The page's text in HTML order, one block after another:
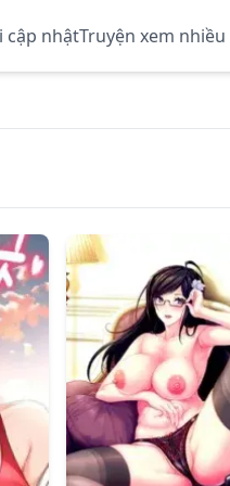
cập nhậtTruyện xem